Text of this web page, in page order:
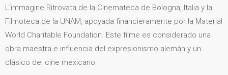
L’immagine Ritrovata de la Cinemateca de Bologna, Italia y la
Filmoteca de la UNAM, apoyada financieramente por la Material
World Charitable Foundation. Este filme es considerado una
obra maestra e influencia del expresionismo alemán y un
clásico del cine mexicano.